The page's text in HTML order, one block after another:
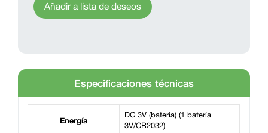
Añadir a lista de deseos
Especificaciones técnicas
Energía
DC 3V (batería) (1 batería
3V/CR2032)